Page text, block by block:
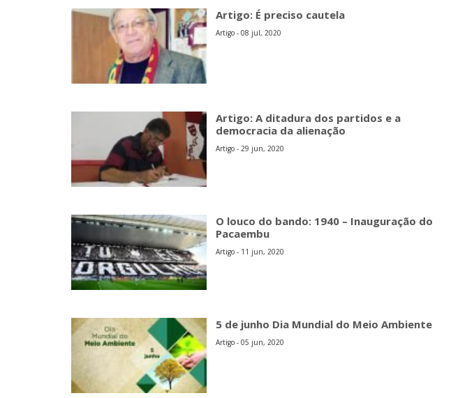
Artigo: É preciso cautela
Artigo - 08 jul, 2020
Artigo: A ditadura dos partidos e a
democracia da alienação
Artigo - 29 jun, 2020
O louco do bando: 1940 – Inauguração do
Pacaembu
Artigo - 11 jun, 2020
5 de junho Dia Mundial do Meio Ambiente
Artigo - 05 jun, 2020